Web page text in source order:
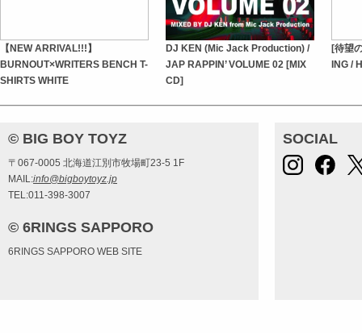
【NEW ARRIVAL!!!】
BURNOUT×WRITERS BENCH T-
SHIRTS WHITE
DJ KEN (Mic Jack Production) /
JAP RAPPIN’ VOLUME 02 [MIX
CD]
[待望
ING /
© BIG BOY TOYZ
〒067-0005 北海道江別市牧場町23-5 1F
MAIL:info@bigboytoyz.jp
TEL:011-398-3007
© 6RINGS SAPPORO
6RINGS SAPPORO WEB SITE
SOCIAL